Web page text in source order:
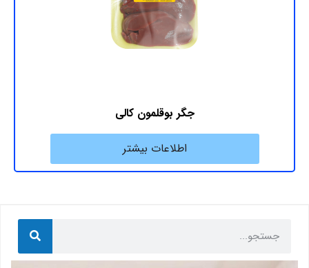
جگر بوقلمون کالی
اطلاعات بیشتر